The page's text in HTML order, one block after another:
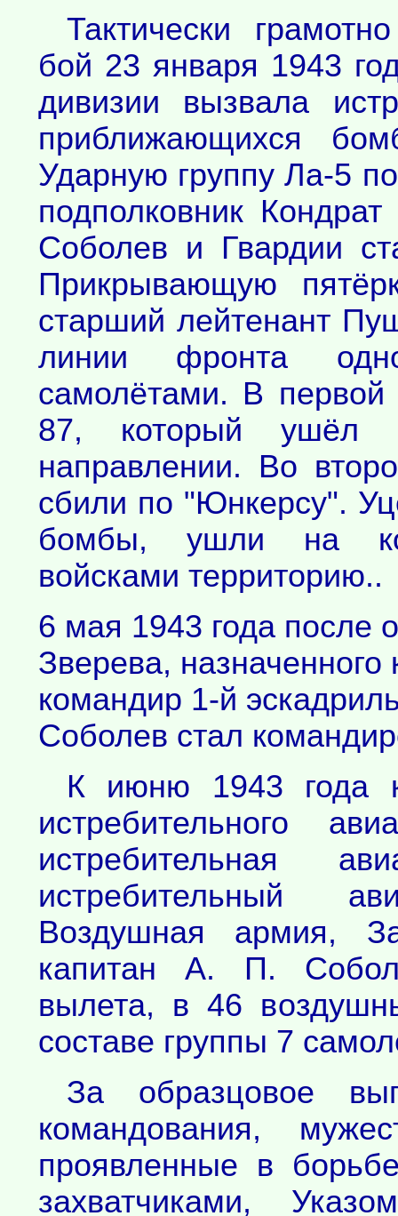
Тактически
бой 23 января 1943
дивизии вызвала
приближающихся
Ударную группу Ла-5
подполковник
Соболев и Гвардии
Прикрывающую
старший лейтенант
линии фронта
самолётами. В первой
87, который ушёл
направлении. Во
сбили по "Юнкерсу".
бомбы, ушли на
войсками территорию..
6 мая 1943 года после
Зверева,
командир 1-й
Соболев стал
К июню 1943 года
истребительного
истребительная
истребительный
Воздушная армия,
капитан А. П.
вылета, в 46
составе группы 7
За образцовое
командования,
проявленные в
захватчиками,